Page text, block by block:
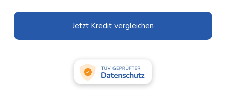
Jetzt Kredit vergleichen